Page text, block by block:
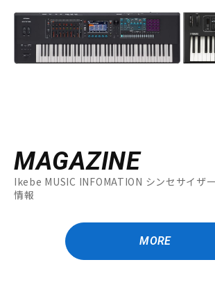
MAGAZINE
Ikebe MUSIC INFOMATION シンセサイザ
情報
MORE